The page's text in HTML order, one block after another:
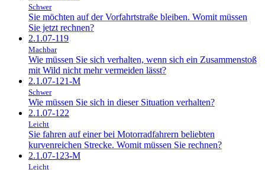
Schwer
Sie möchten auf der Vorfahrtstraße bleiben. Womit müssen
Sie jetzt rechnen?
2.1.07-119
Machbar
Wie müssen Sie sich verhalten, wenn sich ein Zusammenstoß
mit Wild nicht mehr vermeiden lässt?
2.1.07-121-M
Schwer
Wie müssen Sie sich in dieser Situation verhalten?
2.1.07-122
Leicht
Sie fahren auf einer bei Motorradfahrern beliebten
kurvenreichen Strecke. Womit müssen Sie rechnen?
2.1.07-123-M
Leicht